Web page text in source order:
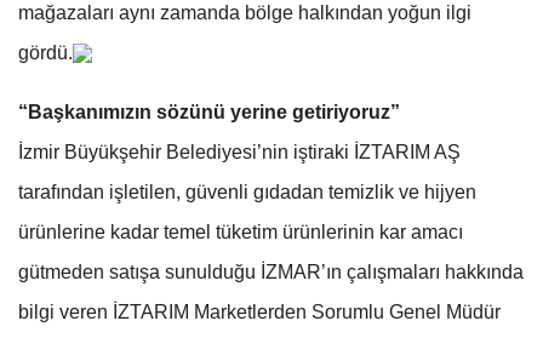
mağazaları aynı zamanda bölge halkından yoğun ilgi
gördü.
“Başkanımızın sözünü yerine getiriyoruz”
İzmir Büyükşehir Belediyesi’nin iştiraki İZTARIM AŞ
tarafından işletilen, güvenli gıdadan temizlik ve hijyen
ürünlerine kadar temel tüketim ürünlerinin kar amacı
gütmeden satışa sunulduğu İZMAR’ın çalışmaları hakkında
bilgi veren İZTARIM Marketlerden Sorumlu Genel Müdür